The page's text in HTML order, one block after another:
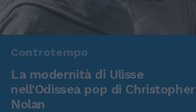
Controtempo
La modernità di Ulisse
nell'Odissea pop di Christopher
Nolan